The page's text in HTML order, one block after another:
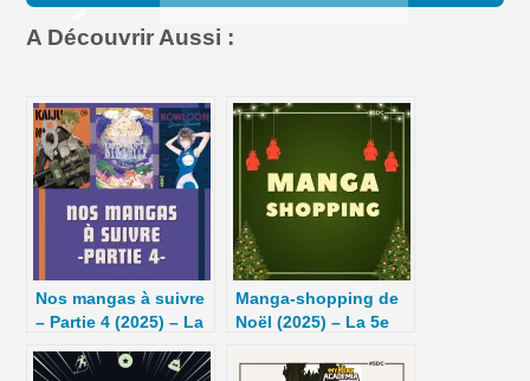
A Découvrir Aussi :
Nos mangas à suivre
– Partie 4 (2025) – La
Saison 10 épisode 30
Manga-shopping de
Noël (2025) – La 5e
Saison 11 épisode 13